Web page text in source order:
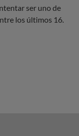
ser uno de
los últimos 16.